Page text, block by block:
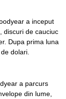
a inceput
discuri de cauciuc
Dupa prima luna
dolari.
a parcurs
din lume,